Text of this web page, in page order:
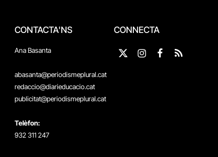
CONTACTA'NS
Ana Basanta
abasanta@periodismeplural.cat
redaccio@diarieducacio.cat
publicitat@periodismeplural.cat
Telèfon:
932 311 247
CONNECTA
X
Instagram
Facebook
RSS